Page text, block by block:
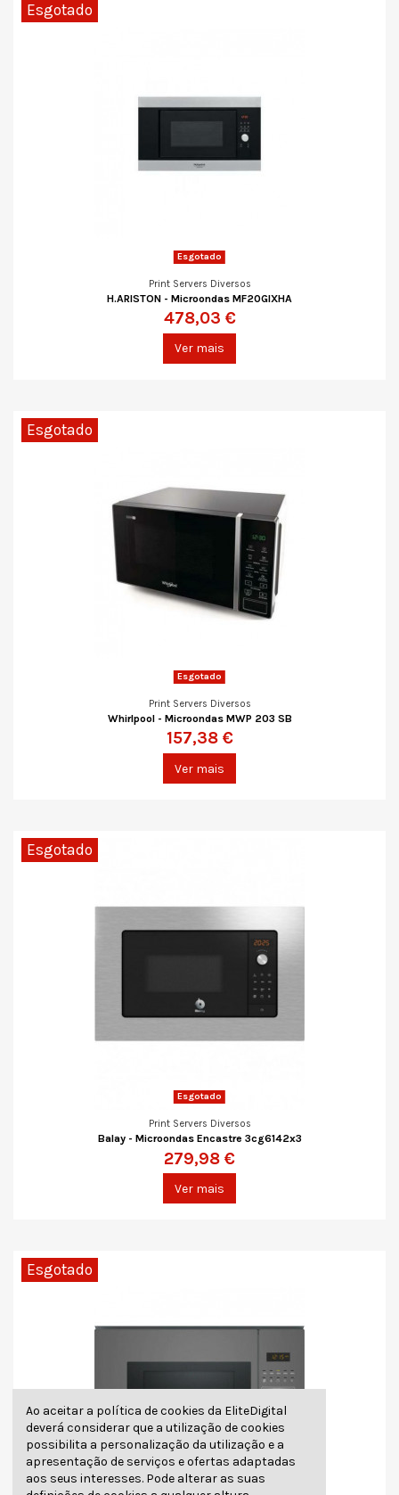
Esgotado
Esgotado
Print Servers Diversos
H.ARISTON - Microondas MF20GIXHA
478,03 €
Ver mais
Esgotado
Esgotado
Print Servers Diversos
Whirlpool - Microondas MWP 203 SB
157,38 €
Ver mais
Esgotado
Esgotado
Print Servers Diversos
Balay - Microondas Encastre 3cg6142x3
279,98 €
Ver mais
Esgotado
Ao aceitar a política de cookies da EliteDigital
deverá considerar que a utilização de cookies
possibilita a personalização da utilização e a
apresentação de serviços e ofertas adaptadas
aos seus interesses. Pode alterar as suas